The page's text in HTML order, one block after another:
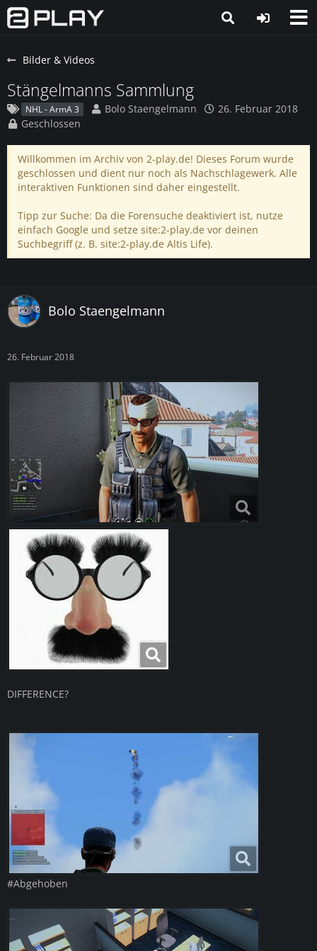
Bilder & Videos
Stängelmanns Sammlung
NHL - ArmA 3 Bolo Staengelmann
26. Februar 2018
Geschlossen
Willkommen im Archiv von 2-play.de! Dieses Forum wurde
geschlossen und dient nur noch als Nachschlagewerk. Alle
interaktiven Funktionen sind daher eingestellt.
Tipp zur Suche: Da die Forensuche deaktiviert ist, nutze
einfach Google und setze site:2-play.de vor deinen
Suchbegriff (z. B. site:2-play.de Altis Life).
Bolo Staengelmann
26. Februar 2018
DIFFERENCE?
#Abgehoben